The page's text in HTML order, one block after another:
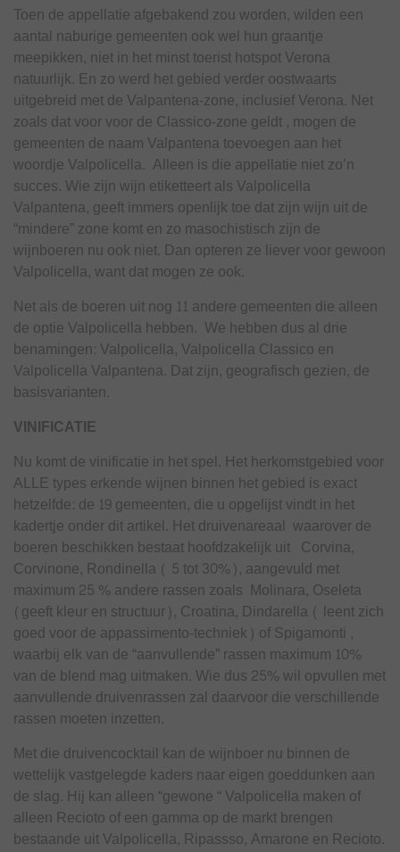
Toen de appellatie afgebakend zou worden, wilden een
aantal naburige gemeenten ook wel hun graantje
meepikken, niet in het minst toerist hotspot Verona
natuurlijk. En zo werd het gebied verder oostwaarts
uitgebreid met de Valpantena-zone, inclusief Verona. Net
zoals dat voor voor de Classico-zone geldt , mogen de
gemeenten de naam Valpantena toevoegen aan het
woordje Valpolicella. Alleen is die appellatie niet zo’n
succes. Wie zijn wijn etiketteert als Valpolicella
Valpantena, geeft immers openlijk toe dat zijn wijn uit de
“mindere” zone komt en zo masochistisch zijn de
wijnboeren nu ook niet. Dan opteren ze liever voor gewoon
Valpolicella, want dat mogen ze ook.
Net als de boeren uit nog 11 andere gemeenten die alleen
de optie Valpolicella hebben. We hebben dus al drie
benamingen: Valpolicella, Valpolicella Classico en
Valpolicella Valpantena. Dat zijn, geografisch gezien, de
basisvarianten.
VINIFICATIE
Nu komt de vinificatie in het spel. Het herkomstgebied voor
ALLE types erkende wijnen binnen het gebied is exact
hetzelfde: de 19 gemeenten, die u opgelijst vindt in het
kadertje onder dit artikel. Het druivenareaal waarover de
boeren beschikken bestaat hoofdzakelijk uit Corvina,
Corvinone, Rondinella ( 5 tot 30%), aangevuld met
maximum 25 % andere rassen zoals Molinara, Oseleta
(geeft kleur en structuur), Croatina, Dindarella ( leent zich
goed voor de appassimento-techniek) of Spigamonti ,
waarbij elk van de “aanvullende” rassen maximum 10%
van de blend mag uitmaken. Wie dus 25% wil opvullen met
aanvullende druivenrassen zal daarvoor die verschillende
rassen moeten inzetten.
Met die druivencocktail kan de wijnboer nu binnen de
wettelijk vastgelegde kaders naar eigen goeddunken aan
de slag. Hij kan alleen “gewone “ Valpolicella maken of
alleen Recioto of een gamma op de markt brengen
bestaande uit Valpolicella, Ripassso, Amarone en Recioto.